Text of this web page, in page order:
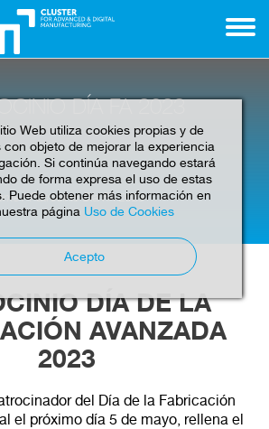
Web utiliza cookies propias y de
con objeto de mejorar la experiencia
Si continúa navegando estará
de forma expresa el uso de estas
Puede obtener más información en
página Uso de Cookies
Acepto
DÍA FA 2023
Patrocinio Día FA 2023
DÍA DE LA
AVANZADA
2023
del Día de la Fabricación
el próximo día 5 de mayo, rellena el